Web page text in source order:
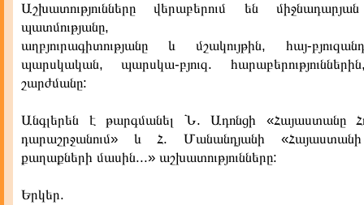
Աշխատությունները վերաբերում են
պատմությանը,
աղբյուրագիտությանը և մշակույթին, հայ-
պարսկական, պարսկա-բյուզ.
շարժմանը:
Անգլերեն է թարգմանել Ն. Ադոնցի «Հայաստանը
դարաշրջանում» և Հ. Մանանդյանի
քաղաքների մասին...» աշխատությունները:
Երկեր.